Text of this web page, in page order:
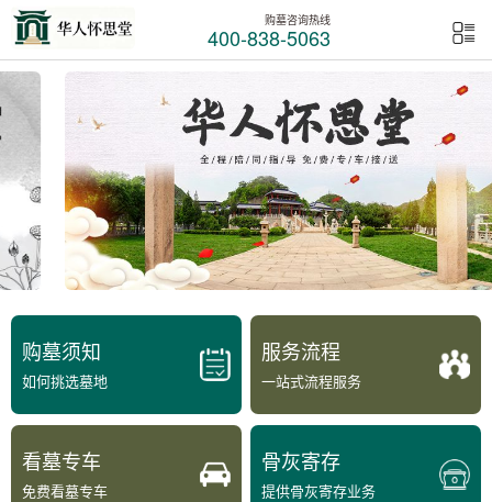
购墓咨询热线
400-838-5063
购墓须知
如何挑选墓地
服务流程
一站式流程服务
看墓专车
免费看墓专车
骨灰寄存
提供骨灰寄存业务